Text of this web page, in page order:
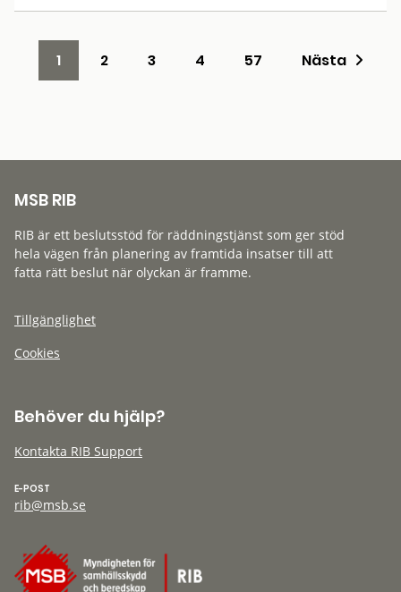
1 2 3 4 57 Nästa
MSB RIB
RIB är ett beslutsstöd för räddningstjänst som ger stöd
hela vägen från planering av framtida insatser till att
fatta rätt beslut när olyckan är framme.
Tillgänglighet
Cookies
Behöver du hjälp?
Kontakta RIB Support
E-POST
rib@msb.se